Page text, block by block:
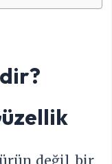
ürün değil, bir